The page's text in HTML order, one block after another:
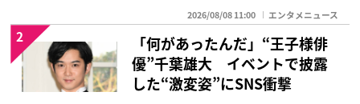
2026/08/08 11:00 エンタメニュース
「何があったんだ」“王子様俳
優”千葉雄大 イベントで披露
した“激変姿”にSNS衝撃
2